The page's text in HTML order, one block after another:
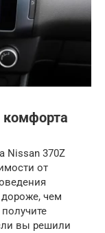
комфорта
Nissan 370Z
от
чем
вы решили